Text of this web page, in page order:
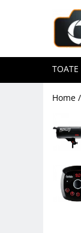
Toate
Aparate Foto
Aparate Foto
Aparate Foto
Aparate Foto
Aparate foto
Obiective foto si
TOATE
Home /